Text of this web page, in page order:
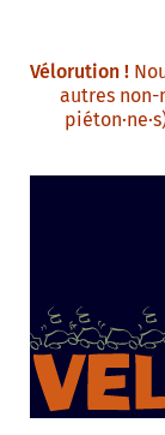
Vélorution !
autres non-